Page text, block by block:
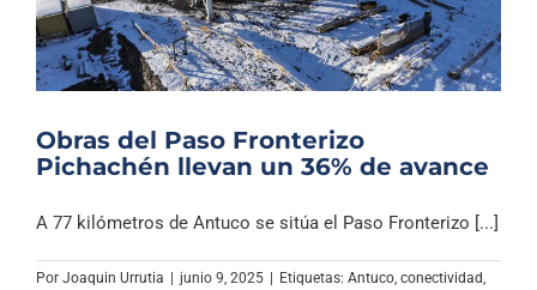
Obras del Paso Fronterizo
Pichachén llevan un 36% de avance
A 77 kilómetros de Antuco se sitúa el Paso Fronterizo [...]
Por Joaquin Urrutia junio 9, 2025 Etiquetas: Antuco, conectividad,